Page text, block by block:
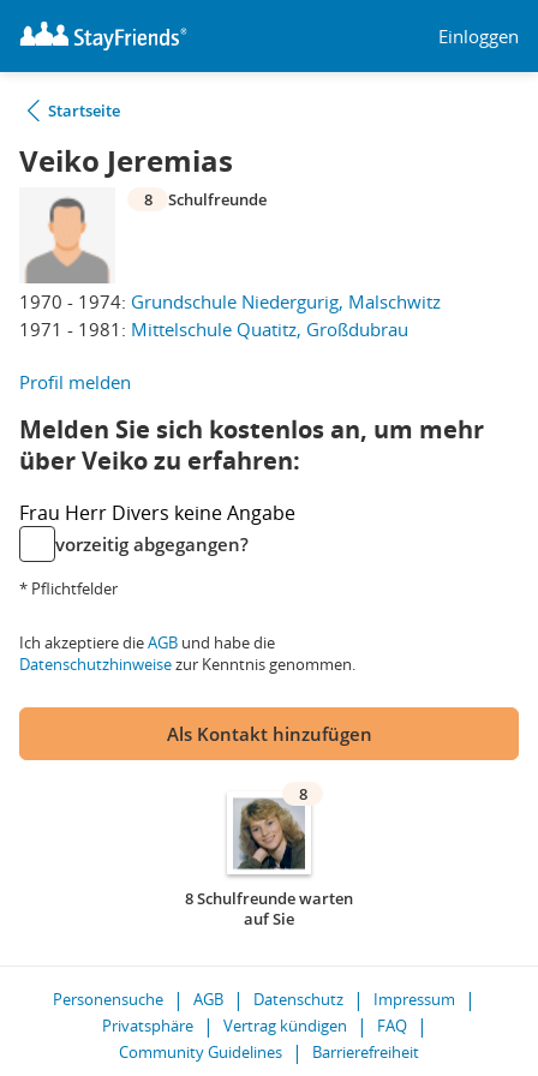
Einloggen
Startseite
Veiko Jeremias
1970 - 1974: Grundschule Niedergurig, Malschwitz
1971 - 1981: Mittelschule Quatitz, Großdubrau
8 Schulfreunde
Profil melden
Melden Sie sich kostenlos an, um mehr
über Veiko zu erfahren:
Frau Herr Divers keine Angabe
vorzeitig abgegangen?
* Pflichtfelder
Ich akzeptiere dieAGB und habe die
Datenschutzhinweisezur Kenntnis genommen.
Als Kontakt hinzufügen
8
8 Schulfreunde warten
auf Sie
Personensuche AGB Datenschutz
Impressum
Privatsphäre
Vertrag kündigen
FAQ
Community Guidelines
Barrierefreiheit